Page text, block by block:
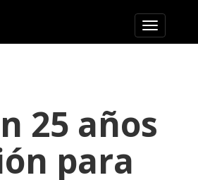
Toggle
navigation
25 años
para